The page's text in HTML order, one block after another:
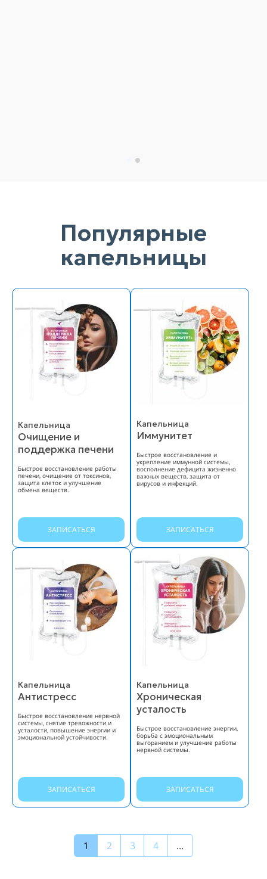
Популярные
капельницы
Капельница
Очищение и
поддержка печени
Быстрое восстановление работы
печени, очищение от токсинов,
защита клеток и улучшение
обмена веществ.
ЗАПИСАТЬСЯ
Капельница
Иммунитет
Быстрое восстановление и
укрепление иммунной системы,
восполнение дефицита жизненно
важных веществ, защита от
вирусов и инфекций.
ЗАПИСАТЬСЯ
Капельница
Антистресс
Быстрое восстановление нервной
системы, снятие тревожности и
усталости, повышение энергии и
эмоциональной устойчивости.
ЗАПИСАТЬСЯ
Капельница
Хроническая
усталость
Быстрое восстановление энергии,
борьба с эмоциональным
выгоранием и улучшение работы
нервной системы.
ЗАПИСАТЬСЯ
1 2 3 4 ...